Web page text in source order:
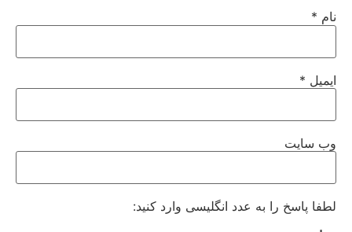
نام *
ایمیل *
وب‌ سایت
لطفا پاسخ را به عدد انگلیسی وارد کنید: